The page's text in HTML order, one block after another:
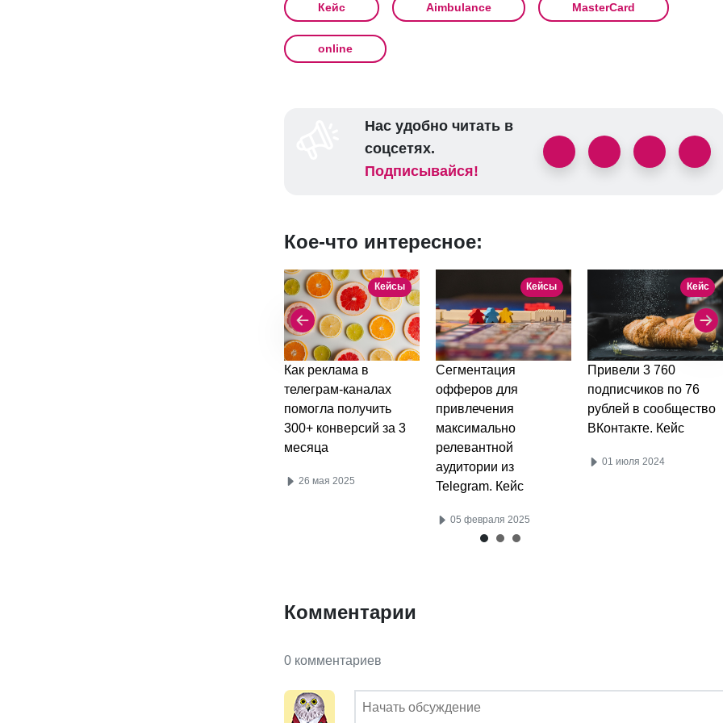
Кейс Aimbulance MasterCard
online
Нас удобно читать в
соцсетях.
Подписывайся!
Кое-что интересное:
Кейсы
Как реклама в
телеграм-каналах
помогла получить
300+ конверсий за 3
месяца
26 мая 2025
Кейсы
Сегментация
офферов для
привлечения
максимально
релевантной
аудитории из
Telegram. Кейс
05 февраля 2025
Кейс
Привели 3 760
подписчиков по 76
рублей в сообщество
ВКонтакте. Кейс
01 июля 2024
Комментарии
0 комментариев